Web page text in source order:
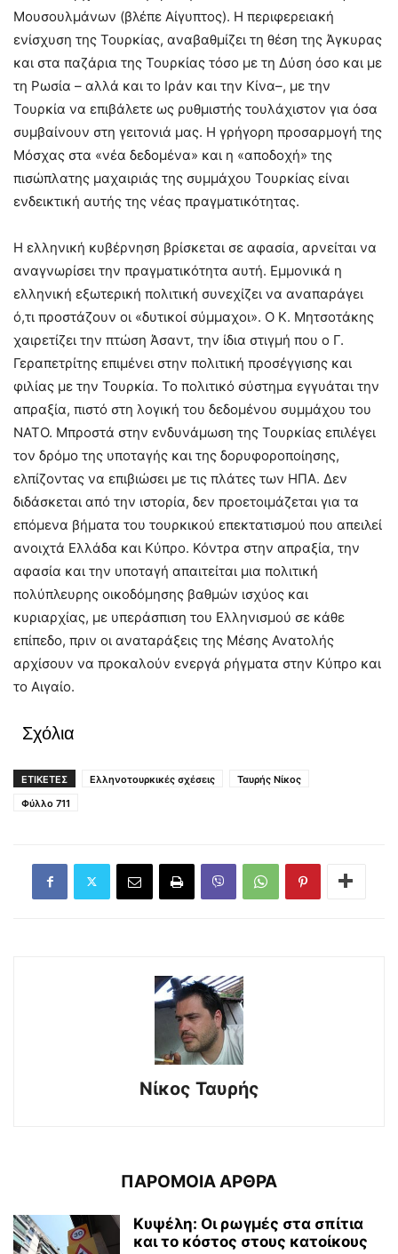
Μουσουλμάνων (βλέπε Αίγυπτος). Η περιφερειακή
ενίσχυση της Τουρκίας, αναβαθμίζει τη θέση της Άγκυρας
και στα παζάρια της Τουρκίας τόσο με τη Δύση όσο και με
τη Ρωσία – αλλά και το Ιράν και την Κίνα–, με την
Τουρκία να επιβάλετε ως ρυθμιστής τουλάχιστον για όσα
συμβαίνουν στη γειτονιά μας. Η γρήγορη προσαρμογή της
Μόσχας στα «νέα δεδομένα» και η «αποδοχή» της
πισώπλατης μαχαιριάς της συμμάχου Τουρκίας είναι
ενδεικτική αυτής της νέας πραγματικότητας.
Η ελληνική κυβέρνηση βρίσκεται σε αφασία, αρνείται να
αναγνωρίσει την πραγματικότητα αυτή. Εμμονικά η
ελληνική εξωτερική πολιτική συνεχίζει να αναπαράγει
ό,τι προστάζουν οι «δυτικοί σύμμαχοι». Ο Κ. Μητσοτάκης
χαιρετίζει την πτώση Άσαντ, την ίδια στιγμή που ο Γ.
Γεραπετρίτης επιμένει στην πολιτική προσέγγισης και
φιλίας με την Τουρκία. Το πολιτικό σύστημα εγγυάται την
απραξία, πιστό στη λογική του δεδομένου συμμάχου του
ΝΑΤΟ. Μπροστά στην ενδυνάμωση της Τουρκίας επιλέγει
τον δρόμο της υποταγής και της δορυφοροποίησης,
ελπίζοντας να επιβιώσει με τις πλάτες των ΗΠΑ. Δεν
διδάσκεται από την ιστορία, δεν προετοιμάζεται για τα
επόμενα βήματα του τουρκικού επεκτατισμού που απειλεί
ανοιχτά Ελλάδα και Κύπρο. Κόντρα στην απραξία, την
αφασία και την υποταγή απαιτείται μια πολιτική
πολύπλευρης οικοδόμησης βαθμών ισχύος και
κυριαρχίας, με υπεράσπιση του Ελληνισμού σε κάθε
επίπεδο, πριν οι αναταράξεις της Μέσης Ανατολής
αρχίσουν να προκαλούν ενεργά ρήγματα στην Κύπρο και
το Αιγαίο.
Σχόλια
ΕΤΙΚΕΤΕΣ Ελληνοτουρκικές σχέσεις
Ταυρής Νίκος
Φύλλο 711
Νίκος Ταυρής
ΠΑΡΟΜΟΙΑ ΑΡΘΡΑ
Κυψέλη: Οι ρωγμές στα σπίτια
και το κόστος στους κατοίκους